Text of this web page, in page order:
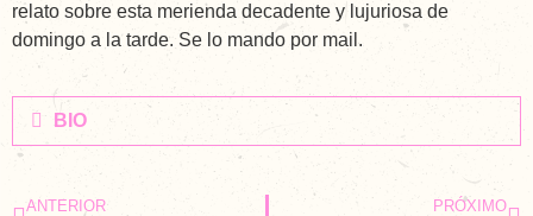
relato sobre esta merienda decadente y lujuriosa de
domingo a la tarde. Se lo mando por mail.
BIO
ANTERIOR
PRÓXIMO